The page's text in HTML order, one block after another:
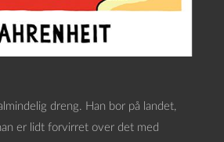
dreng. Han bor på landet,
er lidt forvirret over det med